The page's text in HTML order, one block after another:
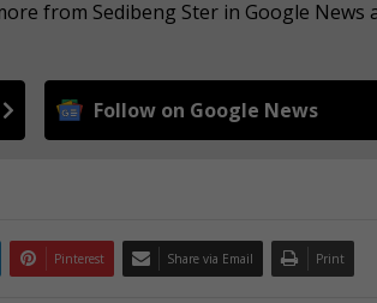
from Sedibeng Ster in Google News
Follow on Google News
Pinterest Share via Email Print